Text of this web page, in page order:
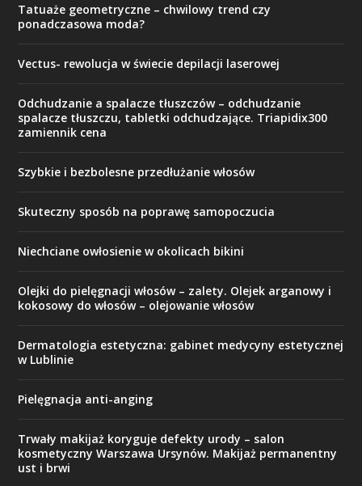
Tatuaże geometryczne – chwilowy trend czy
ponadczasowa moda?
Vectus- rewolucja w świecie depilacji laserowej
Odchudzanie a spalacze tłuszczów – odchudzanie
spalacze tłuszczu, tabletki odchudzające. Triapidix300
zamiennik cena
Szybkie i bezbolesne przedłużanie włosów
Skuteczny sposób na poprawę samopoczucia
Niechciane owłosienie w okolicach bikini
Olejki do pielęgnacji włosów – zalety. Olejek arganowy i
kokosowy do włosów – olejowanie włosów
Dermatologia estetyczna: gabinet medycyny estetycznej
w Lublinie
Pielęgnacja anti-anging
Trwały makijaż koryguje defekty urody – salon
kosmetyczny Warszawa Ursynów. Makijaż permanentny
ust i brwi